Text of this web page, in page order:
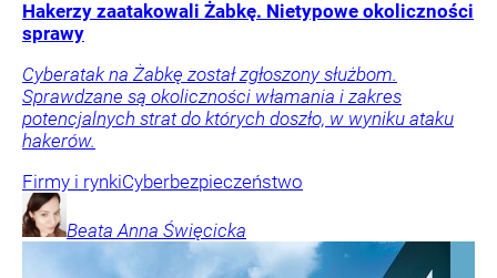
Hakerzy zaatakowali Żabkę. Nietypowe okoliczności
sprawy
Cyberatak na Żabkę został zgłoszony służbom.
Sprawdzane są okoliczności włamania i zakres
potencjalnych strat do których doszło, w wyniku ataku
hakerów.
Firmy i rynkiCyberbezpieczeństwo
Beata Anna Święcicka